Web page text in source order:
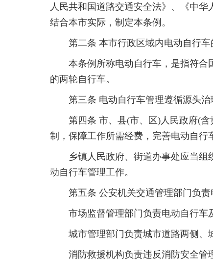
人民共和国道路交通安全法》、《中
结合本市实际，制定本条例。
第二条 本市行政区域内电动自行
本条例所称电动自行车，是指符
的两轮自行车。
第三条 电动自行车管理遵循源头
第四条 市、县(市、区)人民政府(
制，保障工作所需经费，完善电动自行
乡镇人民政府、街道办事处应当
动自行车管理工作。
第五条 公安机关交通管理部门负
市场监督管理部门负责电动自行车
城市管理部门负责城市道路两侧、
消防救援机构负责违反消防安全管